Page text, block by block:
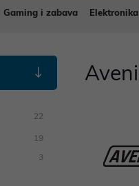
Gaming i zabava Elektronika
22
19
3